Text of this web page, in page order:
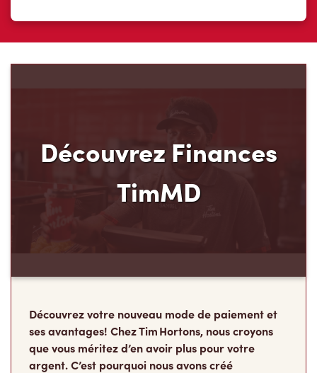
Découvrez Finances
TimMD
Découvrez votre nouveau mode de paiement et
ses avantages! Chez Tim Hortons, nous croyons
que vous méritez d’en avoir plus pour votre
argent. C’est pourquoi nous avons créé